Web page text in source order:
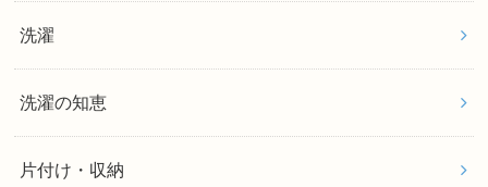
洗濯
洗濯の知恵
片付け・収納